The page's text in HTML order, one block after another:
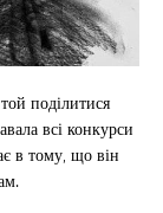
поділитися
всі конкурси
в тому, що він